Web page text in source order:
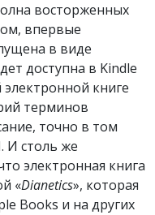
восторженных
впервые
в виде
доступна в Kindle
книге
терминов
точно в том
И столь же
электронная книга
«Dianetics», которая
Books и на других